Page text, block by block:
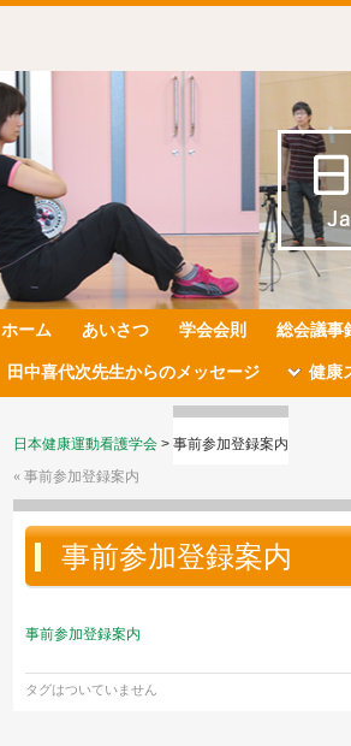
ホーム あいさつ 学会会則 総会議事
田中喜代次先生からのメッセージ 健康
日本健康運動看護学会 > 事前参加登録案内
« 事前参加登録案内
事前参加登録案内
事前参加登録案内
タグはついていません